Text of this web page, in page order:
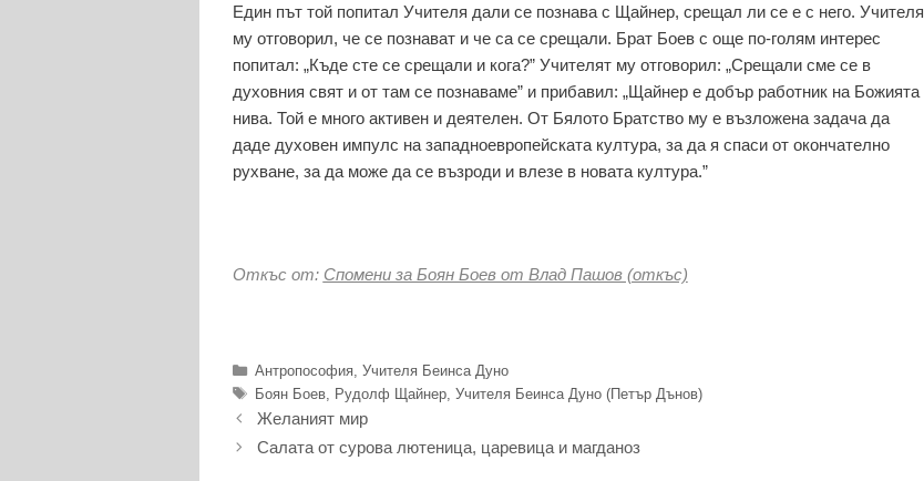
Един път той попитал Учителя дали се познава с Щайнер, срещал ли се е с него. Учителя
му отговорил, че се познават и че са се срещали. Брат Боев с още по-голям интерес
попитал: „Къде сте се срещали и кога?” Учителят му отговорил: „Срещали сме се в
духовния свят и от там се познаваме” и прибавил: „Щайнер е добър работник на Божията
нива. Той е много активен и деятелен. От Бялото Братство му е възложена задача да
даде духовен импулс на западноевропейската култура, за да я спаси от окончателно
рухване, за да може да се възроди и влезе в новата култура.”
Откъс от: Спомени за Боян Боев от Влад Пашов (откъс)
Категории
Антропософия,Учителя Беинса Дуно
Етикети
Боян Боев, Рудолф Щайнер,Учителя Беинса Дуно (Петър Дънов)
Желаният мир
Салата от сурова лютеница, царевица и магданоз